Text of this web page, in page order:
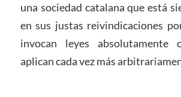
una sociedad catalana que está
en sus justas reivindicaciones
invocan leyes absolutamente
aplican cada vez más